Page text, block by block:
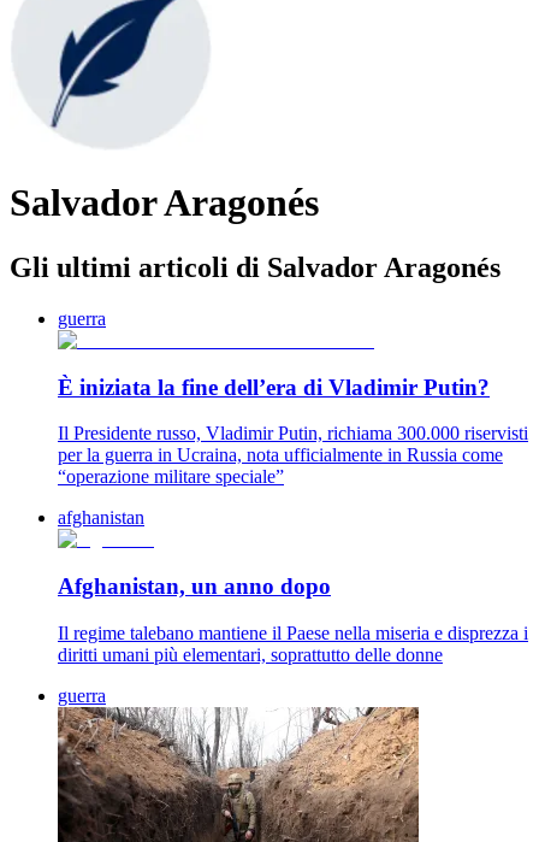
Salvador Aragonés
Gli ultimi articoli di Salvador Aragonés
guerra
È iniziata la fine dell’era di Vladimir Putin?
Il Presidente russo, Vladimir Putin, richiama 300.000 riservisti
per la guerra in Ucraina, nota ufficialmente in Russia come
“operazione militare speciale”
afghanistan
Afghanistan, un anno dopo
Il regime talebano mantiene il Paese nella miseria e disprezza i
diritti umani più elementari, soprattutto delle donne
guerra